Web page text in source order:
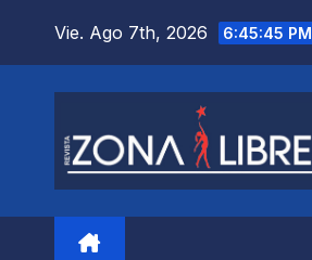
Vie. Ago 7th, 2026 6:45:47 PM